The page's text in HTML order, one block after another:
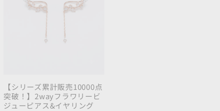
【シリーズ累計販売10000点
突破！】2wayフラワリービ
ジューピアス&イヤリング